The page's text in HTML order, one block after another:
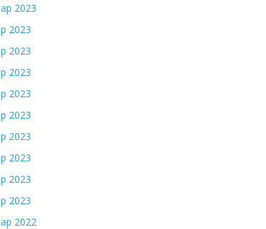
2023
2023
2023
2023
2023
2023
2023
2023
2023
2023
2022